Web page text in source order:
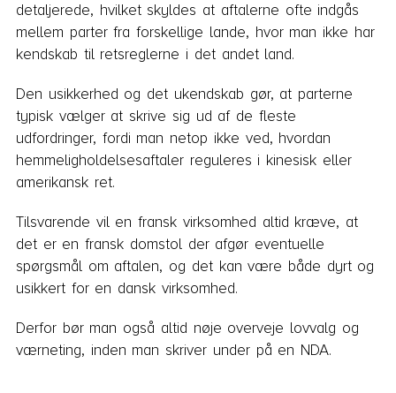
detaljerede, hvilket skyldes at aftalerne ofte indgås
mellem parter fra forskellige lande, hvor man ikke har
kendskab til retsreglerne i det andet land.
Den usikkerhed og det ukendskab gør, at parterne
typisk vælger at skrive sig ud af de fleste
udfordringer, fordi man netop ikke ved, hvordan
hemmeligholdelsesaftaler reguleres i kinesisk eller
amerikansk ret.
Tilsvarende vil en fransk virksomhed altid kræve, at
det er en fransk domstol der afgør eventuelle
spørgsmål om aftalen, og det kan være både dyrt og
usikkert for en dansk virksomhed.
Derfor bør man også altid nøje overveje lovvalg og
værneting, inden man skriver under på en NDA.